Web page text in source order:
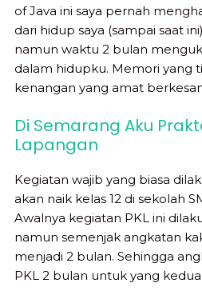
of Java ini saya pernah
dari hidup saya (sampai saat
namun waktu 2 bulan
dalam hidupku. Memori yang
kenangan yang amat
Di Semarang Aku
Lapangan
Kegiatan wajib yang biasa
akan naik kelas 12 di sekolah
Awalnya kegiatan PKL ini
namun semenjak angkatan
menjadi 2 bulan. Sehingga
PKL 2 bulan untuk yang